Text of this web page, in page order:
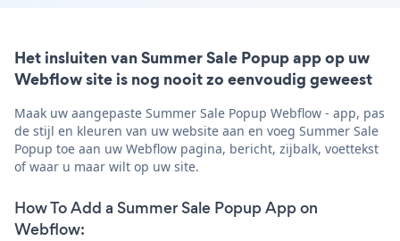
Het insluiten van Summer Sale Popup app op uw
Webflow site is nog nooit zo eenvoudig geweest
Maak uw aangepaste Summer Sale Popup Webflow - app, pas
de stijl en kleuren van uw website aan en voeg Summer Sale
Popup toe aan uw Webflow pagina, bericht, zijbalk, voettekst
of waar u maar wilt op uw site.
How To Add a Summer Sale Popup App on
Webflow: